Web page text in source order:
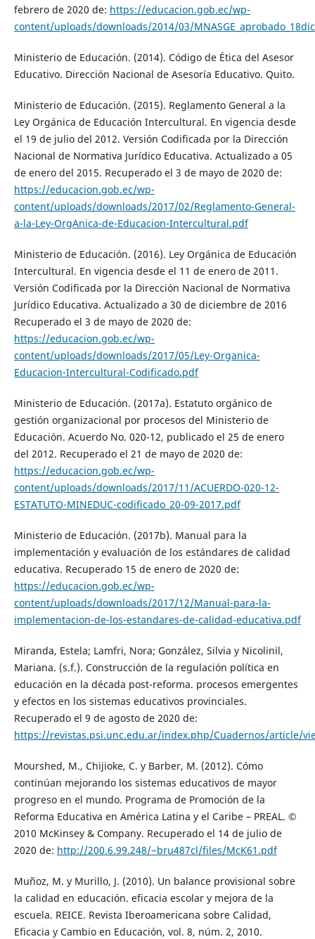
febrero de 2020 de: https://educacion.gob.ec/wp-
content/uploads/downloads/2014/03/
Ministerio de Educación. (2014). Código de Ética del Asesor
Educativo. Dirección Nacional de Asesoría Educativo. Quito.
Ministerio de Educación. (2015). Reglamento General a la
Ley Orgánica de Educación Intercultural. En vigencia desde
el 19 de julio del 2012. Versión Codificada por la Dirección
Nacional de Normativa Jurídico Educativa. Actualizado a 05
de enero del 2015. Recuperado el 3 de mayo de 2020 de:
https://educacion.gob.ec/wp-
content/uploads/downloads/2017/02/Reglamento-General-
a-la-Ley-OrgAnica-de-Educacion-Intercultural.pdf
Ministerio de Educación. (2016). Ley Orgánica de Educación
Intercultural. En vigencia desde el 11 de enero de 2011.
Versión Codificada por la Dirección Nacional de Normativa
Jurídico Educativa. Actualizado a 30 de diciembre de 2016
Recuperado el 3 de mayo de 2020 de:
https://educacion.gob.ec/wp-
content/uploads/downloads/2017/05/Ley-Organica-
Educacion-Intercultural-Codificado.pdf
Ministerio de Educación. (2017a). Estatuto orgánico de
gestión organizacional por procesos del Ministerio de
Educación. Acuerdo No. 020-12, publicado el 25 de enero
del 2012. Recuperado el 21 de mayo de 2020 de:
https://educacion.gob.ec/wp-
content/uploads/downloads/2017/11/ACUERDO-020-12-
ESTATUTO-MINEDUC-codificado_20-09-2017.pdf
Ministerio de Educación. (2017b). Manual para la
implementación y evaluación de los estándares de calidad
educativa. Recuperado 15 de enero de 2020 de:
https://educacion.gob.ec/wp-
content/uploads/downloads/2017/12/Manual-para-la-
implementacion-de-los-estandares-de-calidad-educativa.pdf
Miranda, Estela; Lamfri, Nora; González, Silvia y Nicolinil,
Mariana. (s.f.). Construcción de la regulación política en
educación en la década post-reforma. procesos emergentes
y efectos en los sistemas educativos provinciales.
Recuperado el 9 de agosto de 2020 de:
https://revistas.psi.unc.edu.ar/index.php/Cuadernos/article/
Mourshed, M., Chijioke, C. y Barber, M. (2012). Cómo
continúan mejorando los sistemas educativos de mayor
progreso en el mundo. Programa de Promoción de la
Reforma Educativa en América Latina y el Caribe – PREAL. ©
2010 McKinsey & Company. Recuperado el 14 de julio de
2020 de: http://200.6.99.248/~bru487cl/files/McK61.pdf
Muñoz, M. y Murillo, J. (2010). Un balance provisional sobre
la calidad en educación. eficacia escolar y mejora de la
escuela. REICE. Revista Iberoamericana sobre Calidad,
Eficacia y Cambio en Educación, vol. 8, núm. 2, 2010.